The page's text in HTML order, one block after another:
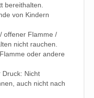
bereithalten.
von Kindern
offener Flamme /
nicht rauchen.
oder andere
Druck: Nicht
auch nicht nach